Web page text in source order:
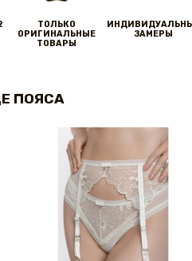
ТОЛЬКО
ОРИГИНАЛЬНЫЕ
ТОВАРЫ
ЗАМЕРЫ
ПОЯСА